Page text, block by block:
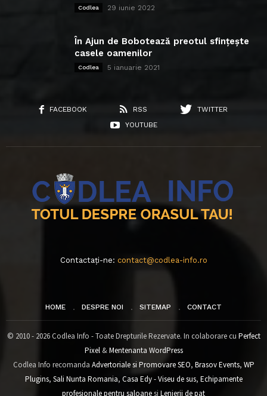
Codlea 29 iunie 2022
În Ajun de Bobotează preotul sfințește
casele oamenilor
Codlea 5 ianuarie 2021
FACEBOOK RSS
TWITTER
YOUTUBE
Contactați-ne: contact@codlea-info.ro
HOME DESPRE NOI SITEMAP CONTACT
© 2010 - 2026 Codlea Info - Toate Drepturile Rezervate. In colaborare cu Perfect
Pixel&Mentenanta WordPress
Codlea Info recomanda Advertoriale si Promovare SEO, Brasov Events, WP
Plugins, Sali Nunta Romania, Casa Edy - Viseu de sus, Echipamente
profesionale pentru saloanesi Lenjerii de pat